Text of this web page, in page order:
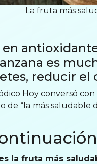
La fruta más
en
es
reducir el
Hoy conversó
de “la más saludable
la fruta más